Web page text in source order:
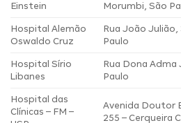
Einstein
Morumbi, São
Hospital Alemão
Oswaldo Cruz
Rua João Julião,
Paulo
Hospital Sírio
Libanes
Rua Dona Adma
Paulo
Hospital das
Clínicas – FM –
Avenida Doutor
255 – Cerqueira